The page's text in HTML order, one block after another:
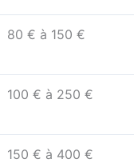
80 € à 150 €
100 € à 250 €
150 € à 400 €